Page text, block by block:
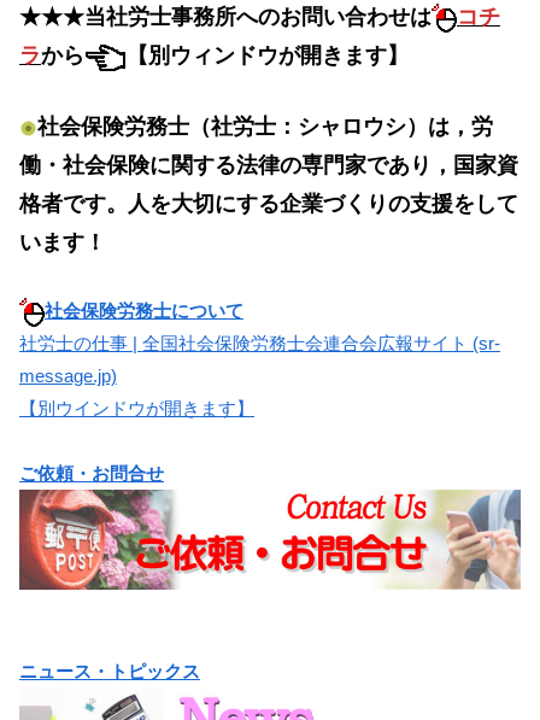
★★★当社労士事務所へのお問い合わせは
コチ
ラから 【別ウィンドウが開きます】
社会保険労務士（社労士：シャロウシ）は，労
働・社会保険に関する法律の専門家であり，国家資
格者です。人を大切にする企業づくりの支援をして
います！
社会保険労務士について
社労士の仕事 | 全国社会保険労務士会連合会広報サイト (sr-
message.jp)
【別ウインドウが開きます】
ご依頼・お問合せ
ニュース・トピックス